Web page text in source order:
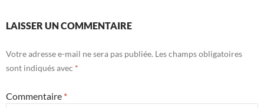
LAISSER UN COMMENTAIRE
Votre adresse e-mail ne sera pas publiée. Les champs obligatoires
sont indiqués avec *
Commentaire *